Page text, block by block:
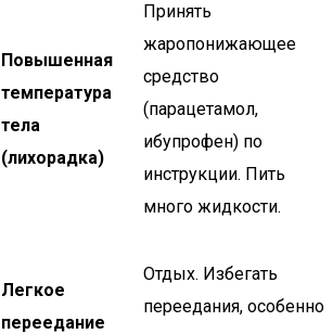
Повышенная
температура
тела
(лихорадка)
Принять
жаропонижающее
средство
(парацетамол,
ибупрофен) по
инструкции. Пить
много жидкости.
Легкое
переедание
Отдых. Избегать
переедания, особенно